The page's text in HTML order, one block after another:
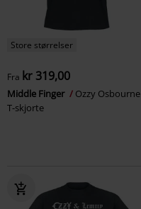
Store størrelser
Fra kr 319,00
Middle Finger
Ozzy Osbourne
T-skjorte